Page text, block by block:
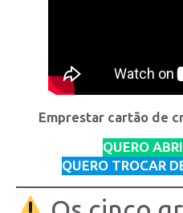
Emprestar cartão de
QUERO
QUERO TROCAR